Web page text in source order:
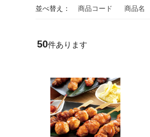
並べ替え： 商品コード 商品名
50件あります